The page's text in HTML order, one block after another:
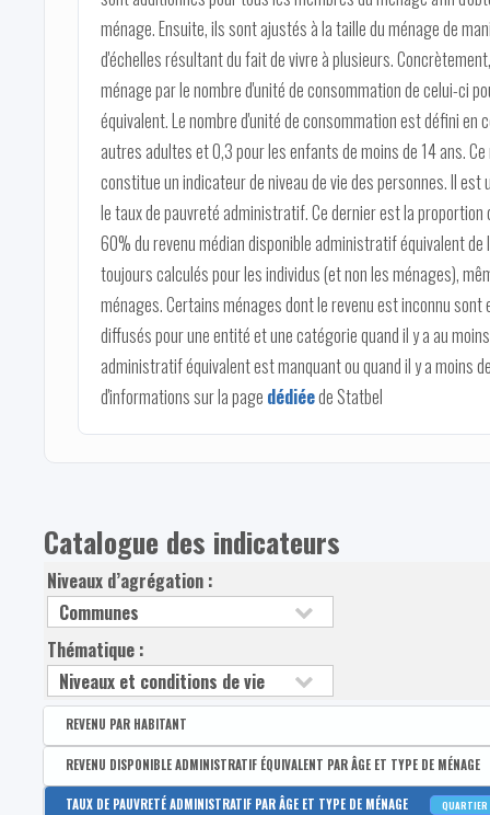
ménage. Ensuite, ils sont ajustés à la taille du ménage de
d'échelles résultant du fait de vivre à plusieurs.
ménage par le nombre d'unité de consommation de celui-ci
équivalent. Le nombre d'unité de consommation est défini
autres adultes et 0,3 pour les enfants de moins de 14 ans.
constitue un indicateur de niveau de vie des personnes. Il
le taux de pauvreté administratif. Ce dernier est la
60% du revenu médian disponible administratif équivalent
toujours calculés pour les individus (et non les ménages),
ménages. Certains ménages dont le revenu est inconnu
diffusés pour une entité et une catégorie quand il y a au
administratif équivalent est manquant ou quand il y a moins
d'informations sur la page dédiéede Statbel
Catalogue des indicateurs
Niveaux d’agrégation :
Thématique :
REVENU PAR HABITANT
Disponible par :Arrondissement - Province
Revenu disponible par habitant
REVENU DISPONIBLE ADMINISTRATIF ÉQUIVALENT PAR ÂGE ET TYPE DE MÉNAGE
Disponible par :Commune - Arrondissement - Province - Quartier
TAUX DE PAUVRETÉ ADMINISTRATIF PAR ÂGE ET TYPE DE MÉNAGE QUARTIER